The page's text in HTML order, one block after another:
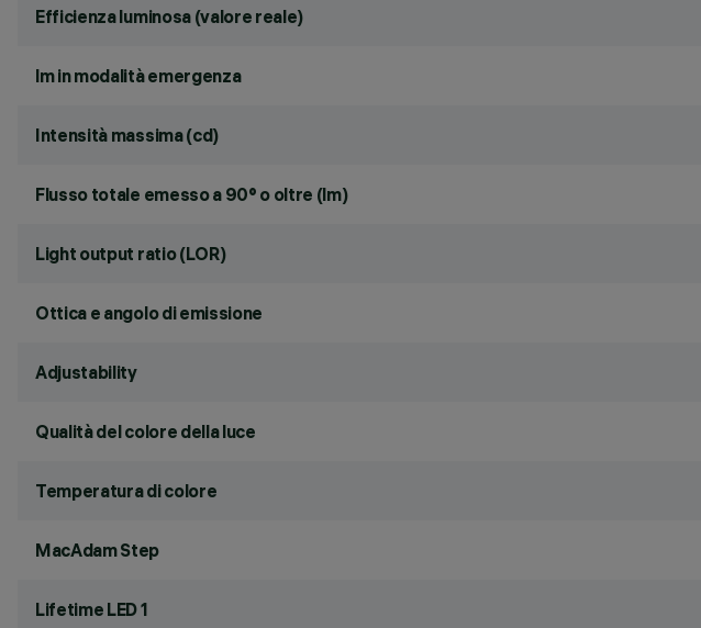
Efficienza luminosa (valore reale)
lm in modalità emergenza
Intensità massima (cd)
Flusso totale emesso a 90° o oltre (lm)
Light output ratio (LOR)
Ottica e angolo di emissione
Adjustability
Qualità del colore della luce
Temperatura di colore
MacAdam Step
Lifetime LED 1